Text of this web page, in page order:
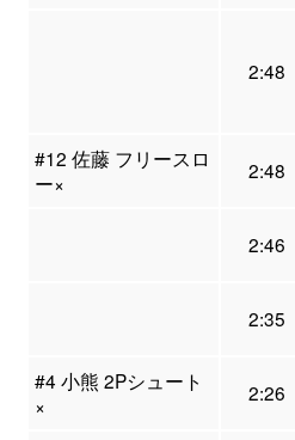
2:48
#12 佐藤 フリースロ
ー×
2:48
2:46
2:35
#4 小熊 2Pシュート
×
2:26